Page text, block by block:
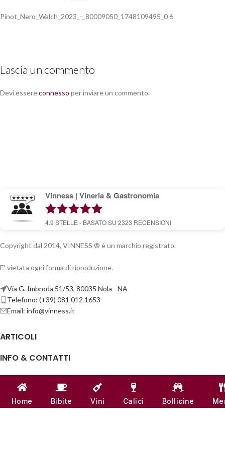
Pinot_Nero_Walch_2023_-_80009050_1748109495_0 6
Lascia un commento
Devi essereconnesso per inviare un commento.
Vinness | Vineria & Gastronomia
4.9 STELLE - BASATO SU 2323 RECENSIONI
Copyright dal 2014, VINNESS ® è un marchio registrato.
E' vietata ogni forma di riproduzione.
Via G. Imbroda 51/53, 80035 Nola - NA
Telefono: (+39) 081 012 1653
Email: info@vinness.it
ARTICOLI
INFO & CONTATTI
LINK UTILI
CANALI SOCIAL
Home Bibite Vini Calici Bollicine